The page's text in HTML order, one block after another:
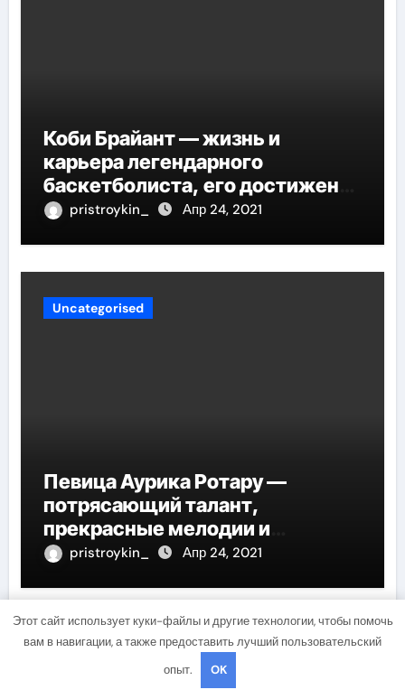
Коби Брайант — жизнь и
карьера легендарного
баскетболиста, его достижения
и наследие
pristroykin_ Апр 24, 2021
Uncategorised
Певица Аурика Ротару —
потрясающий талант,
прекрасные мелодии и
интересные моменты из её
pristroykin_ Апр 24, 2021
Uncategorised
Этот сайт использует куки-файлы и другие технологии, чтобы помочь
вам в навигации, а также предоставить лучший пользовательский
опыт.
OK